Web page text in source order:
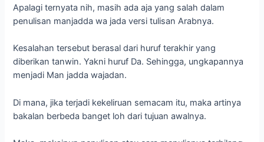
mudah, tetap saja kamu perlu belajar. Hal ini untuk
menghindari kekeliruan dan kesalahan.
Selain kesalahan pada pembuatan tanwin, ada juga dua
kasalahan lain, yaitu huruf da kedua yang dibuat double,
plus wa nya dibuat panjang atau ada madnya.
Ini tentu salah banget ya. Jadi, ungkapannya tuh kayak
gini, manjadda wa jadda, dan manjadda wȃ jada.